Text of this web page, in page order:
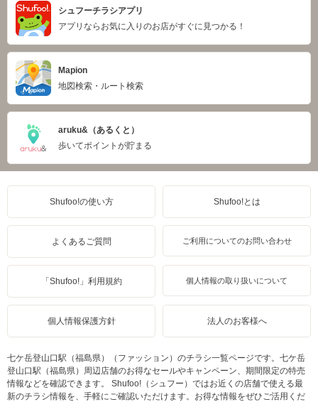
シュフーチラシアプリ
アプリならお気に入りのお店がすぐに見つかる！
Mapion
地図検索・ルート検索
aruku&（あるくと）
歩いてポイントが貯まる
Shufoo!の使い方 Shufoo!とは
よくあるご質問 ご利用についてのお問い合わせ
「Shufoo!」利用規約 個人情報の取り扱いについて
個人情報保護方針 法人のお客様へ
七ケ岳登山口駅（福島県）（ファッション）のチラシ一覧ページです。七ケ岳
登山口駅（福島県）周辺店舗のお得なセールやキャンペーン、期間限定の特売
情報などを確認できます。 Shufoo!（シュフー）ではお近くの店舗で使える最
新のチラシ情報を、手軽にご確認いただけます。お得な情報をぜひご活用くだ